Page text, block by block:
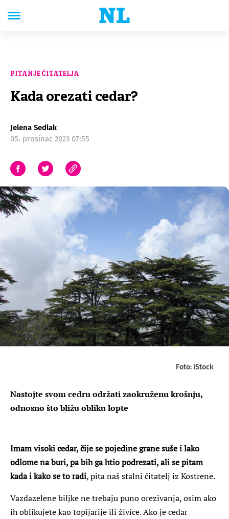
PITANJE ČITATELJA
Kada orezati cedar?
Jelena Sedlak
05. prosinac 2023 07:55
Foto: iStock
Nastojte svom cedru održati zaokruženu krošnju,
odnosno što bližu obliku lopte
Imam visoki cedar, čije se pojedine grane suše i lako
odlome na buri, pa bih ga htio podrezati, ali se pitam
kada i kako se to radi, pita naš stalni čitatelj iz Kostrene.
Vazdazelene biljke ne trebaju puno orezivanja, osim ako
ih oblikujete kao topijarije ili živice. Ako je cedar